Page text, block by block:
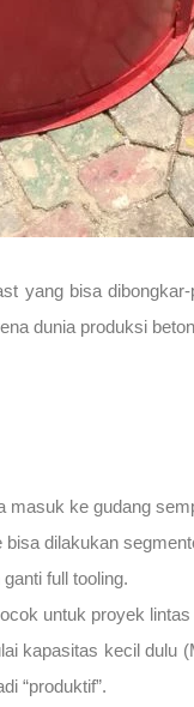
yang bisa
dunia produksi
ke gudang
dilakukan
full tooling.
untuk proyek lintas
kapasitas kecil
“produktif”.